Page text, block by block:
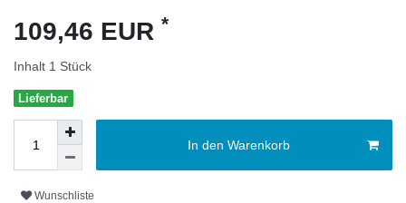
109,46 EUR *
Inhalt 1 Stück
Lieferbar
In den Warenkorb
Wunschliste